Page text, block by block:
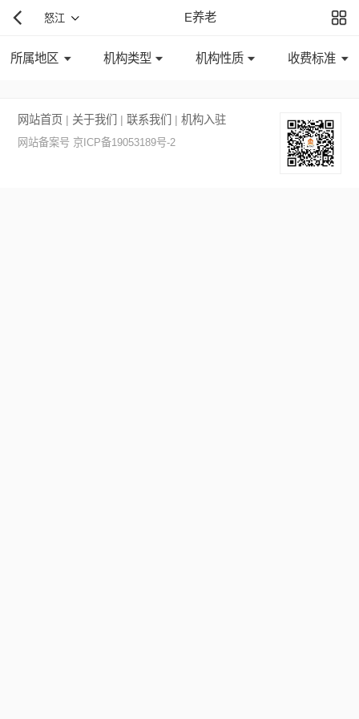
怒江 E养老
所属地区 机构类型 机构性质 收费标准
网站首页 | 关于我们 | 联系我们 | 机构入驻
网站备案号 京ICP备19053189号-2